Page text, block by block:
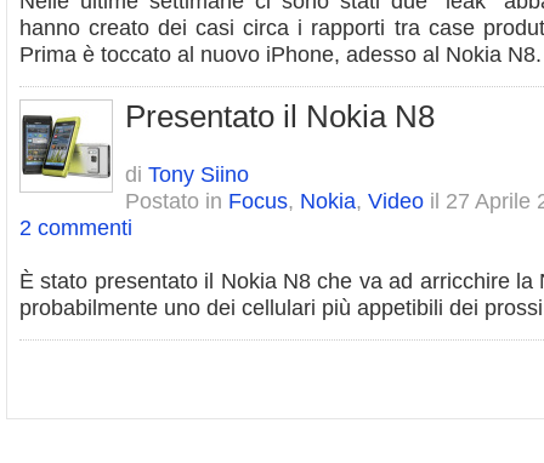
hanno creato dei casi circa i rapporti tra case
Prima è toccato al nuovo iPhone, adesso al Nokia N8.
Presentato il Nokia N8
di Tony Siino
Postato in Focus, Nokia, Video il 27 Aprile
2 commenti
È stato presentato il Nokia N8 che va ad arricchire la
probabilmente uno dei cellulari più appetibili dei